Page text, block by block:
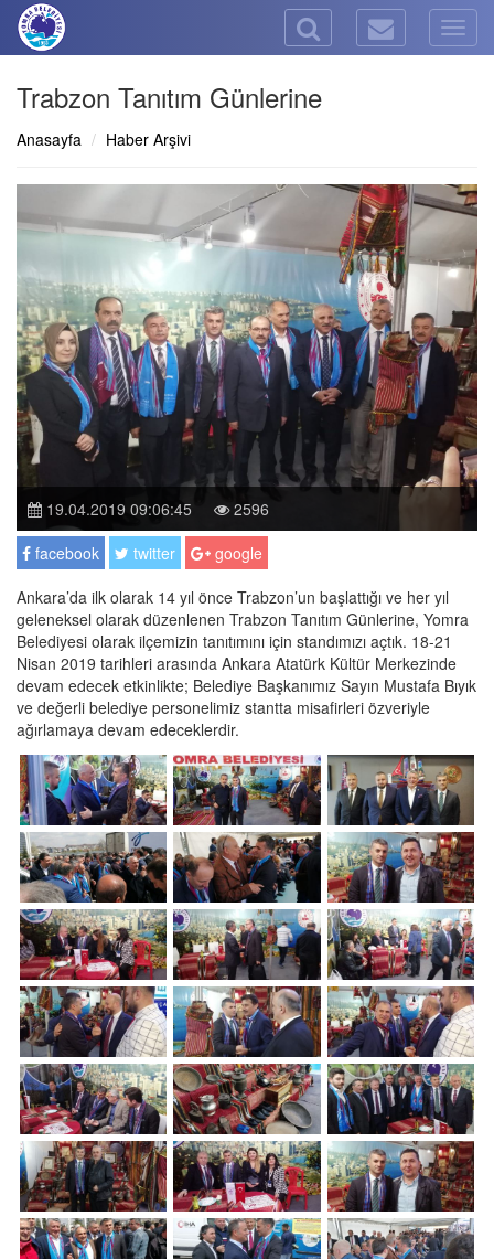
Trabzon Tanıtım Günlerine
Anasayfa Haber Arşivi
19.04.2019 09:06:45
2596
facebook
twitter
google
Ankara’da ilk olarak 14 yıl önce Trabzon’un başlattığı ve her yıl
geleneksel olarak düzenlenen Trabzon Tanıtım Günlerine, Yomra
Belediyesi olarak ilçemizin tanıtımını için standımızı açtık. 18-21
Nisan 2019 tarihleri arasında Ankara Atatürk Kültür Merkezinde
devam edecek etkinlikte; Belediye Başkanımız Sayın Mustafa Bıyık
ve değerli belediye personelimiz stantta misafirleri özveriyle
ağırlamaya devam edeceklerdir.